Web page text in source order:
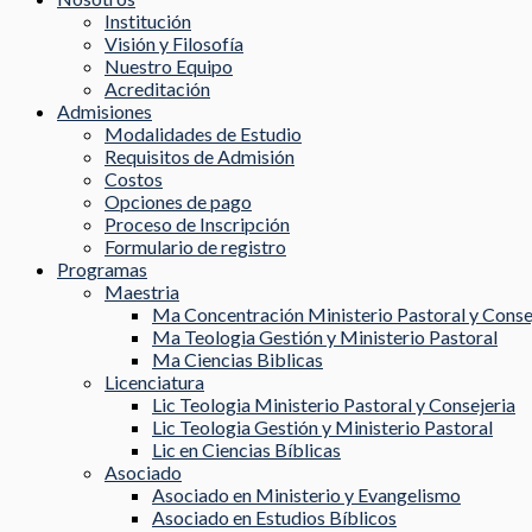
Institución
Visión y Filosofía
Nuestro Equipo
Acreditación
Admisiones
Modalidades de Estudio
Requisitos de Admisión
Costos
Opciones de pago
Proceso de Inscripción
Formulario de registro
Programas
Maestria
Ma Concentración Ministerio Pastoral y
Ma Teologia Gestión y Ministerio Pastoral
Ma Ciencias Biblicas
Licenciatura
Lic Teologia Ministerio Pastoral y Consejeria
Lic Teologia Gestión y Ministerio Pastoral
Lic en Ciencias Bíblicas
Asociado
Asociado en Ministerio y Evangelismo
Asociado en Estudios Bíblicos